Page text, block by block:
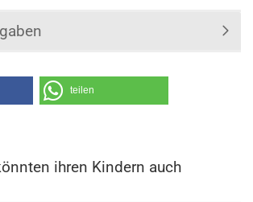
teilen
ihren Kindern auch